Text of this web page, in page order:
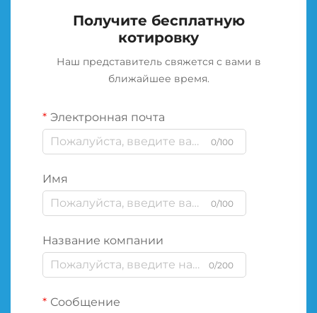
Получите бесплатную
котировку
Наш представитель свяжется с вами в
ближайшее время.
Электронная почта
0/100
Имя
0/100
Название компании
0/200
Сообщение